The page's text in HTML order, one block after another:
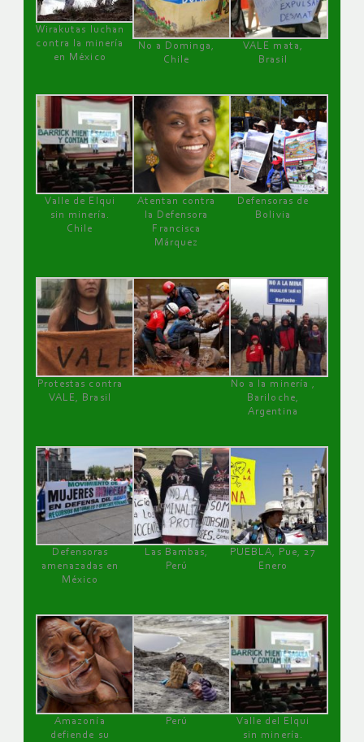
Wirakutas luchan
contra la minería
en México
No a Dominga,
Chile
VALE mata,
Brasil
Valle de Elqui
sin minería.
Chile
Atentan contra
la Defensora
Francisca
Márquez
Defensoras de
Bolivia
Protestas contra
VALE, Brasil
No a la minería ,
Bariloche,
Argentina
Defensoras
amenazadas en
México
Las Bambas,
Perú
PUEBLA, Pue, 27
Enero
Amazonía
defiende su
Perú
Valle del Elqui
sin minería.